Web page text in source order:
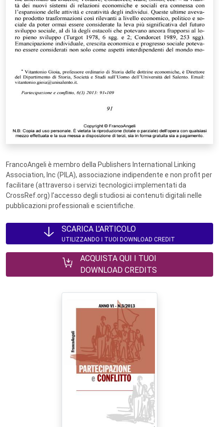
FrancoAngeli è membro della Publishers International Linking
Association, Inc (PILA), associazione indipendente e non profit per
facilitare (attraverso i servizi tecnologici implementati da
CrossRef.org) l’accesso degli studiosi ai contenuti digitali nelle
pubblicazioni professionali e scientifiche.
SCARICA L'ARTICOLO
UTILIZZANDO I TUOI DOWNLOAD CREDIT
ACQUISTA QUI I TUOI
DOWNLOAD CREDITS